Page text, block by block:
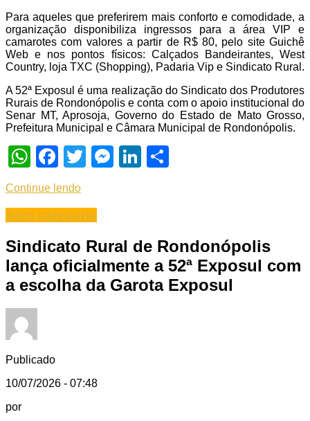
Para aqueles que preferirem mais conforto e comodidade, a
organização disponibiliza ingressos para a área VIP e
camarotes com valores a partir de R$ 80, pelo site Guichê
Web e nos pontos físicos: Calçados Bandeirantes, West
Country, loja TXC (Shopping), Padaria Vip e Sindicato Rural.
A 52ª Exposul é uma realização do Sindicato dos Produtores
Rurais de Rondonópolis e conta com o apoio institucional do
Senar MT, Aprosoja, Governo do Estado de Mato Grosso,
Prefeitura Municipal e Câmara Municipal de Rondonópolis.
WhatsApp
Facebook
TwitterMessenger
LinkedIn
Continue lendo
Sem categoria
Sindicato Rural de Rondonópolis
lança oficialmente a 52ª Exposul com
a escolha da Garota Exposul
Publicado
10/07/2026 - 07:48
por